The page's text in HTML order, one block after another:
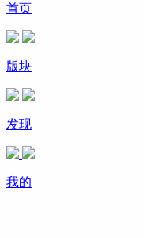
首页
版块
发现
我的